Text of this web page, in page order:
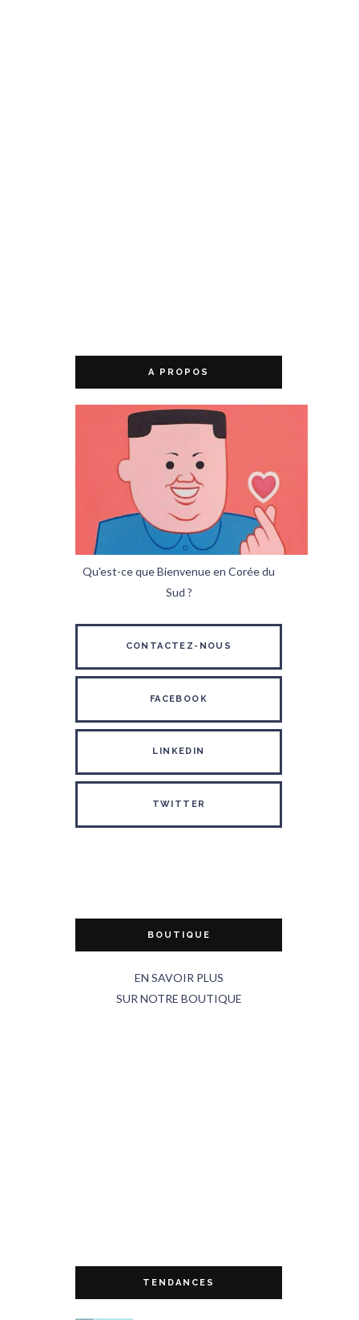
A PROPOS
Qu'est-ce que Bienvenue en Corée du
Sud ?
CONTACTEZ-NOUS
FACEBOOK
LINKEDIN
TWITTER
BOUTIQUE
EN SAVOIR PLUS
SUR NOTRE BOUTIQUE
TENDANCES